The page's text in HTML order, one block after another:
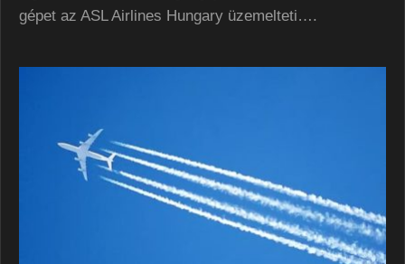
gépet az ASL Airlines Hungary üzemelteti….